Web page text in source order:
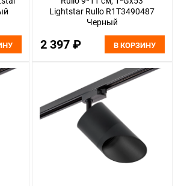
Lightstar Rullo R1T3490487
Черный
2 397 ₽ В КОРЗИНУ